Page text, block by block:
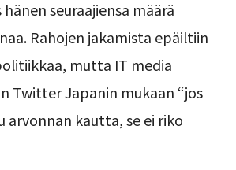
hänen seuraajiensa määrä
Rahojen jakamista epäiltiin
mutta IT media
Twitter Japanin mukaan “jos
arvonnan kautta, se ei riko